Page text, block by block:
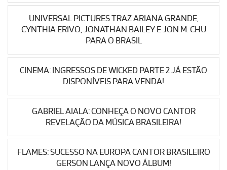
UNIVERSAL PICTURES TRAZ ARIANA GRANDE,
CYNTHIA ERIVO, JONATHAN BAILEY E JON M. CHU
PARA O BRASIL
CINEMA: INGRESSOS DE WICKED PARTE 2 JÁ ESTÃO
DISPONÍVEIS PARA VENDA!
GABRIEL AIALA: CONHEÇA O NOVO CANTOR
REVELAÇÃO DA MÚSICA BRASILEIRA!
FLAMES: SUCESSO NA EUROPA CANTOR BRASILEIRO
GERSON LANÇA NOVO ÁLBUM!